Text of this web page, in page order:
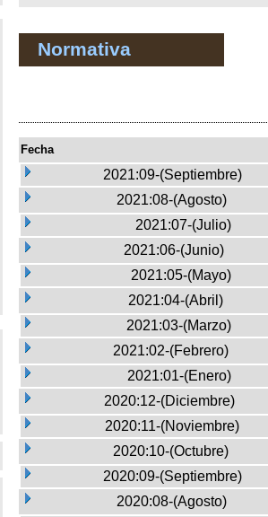
Normativa
Fecha
2021:09-(Septiembre)
2021:08-(Agosto)
2021:07-(Julio)
2021:06-(Junio)
2021:05-(Mayo)
2021:04-(Abril)
2021:03-(Marzo)
2021:02-(Febrero)
2021:01-(Enero)
2020:12-(Diciembre)
2020:11-(Noviembre)
2020:10-(Octubre)
2020:09-(Septiembre)
2020:08-(Agosto)